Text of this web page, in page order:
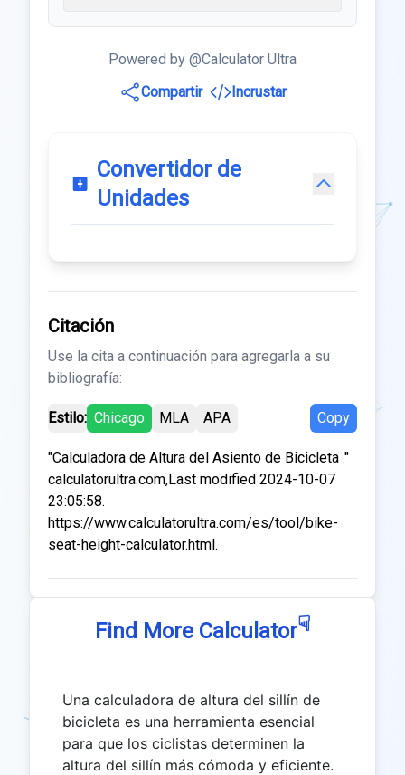
Powered by @Calculator Ultra
Compartir
Incrustar
Convertidor de
Unidades
Citación
Use la cita a continuación para agregarla a su
bibliografía:
Estilo: Chicago MLA APA Copy
"Calculadora de Altura del Asiento de Bicicleta ."
calculatorultra.com,Last modified 2024-10-07
23:05:58.
https://www.calculatorultra.com/es/tool/bike-
seat-height-calculator.html.
Find More Calculator☟
Una calculadora de altura del sillín de
bicicleta es una herramienta esencial
para que los ciclistas determinen la
altura del sillín más cómoda y eficiente.